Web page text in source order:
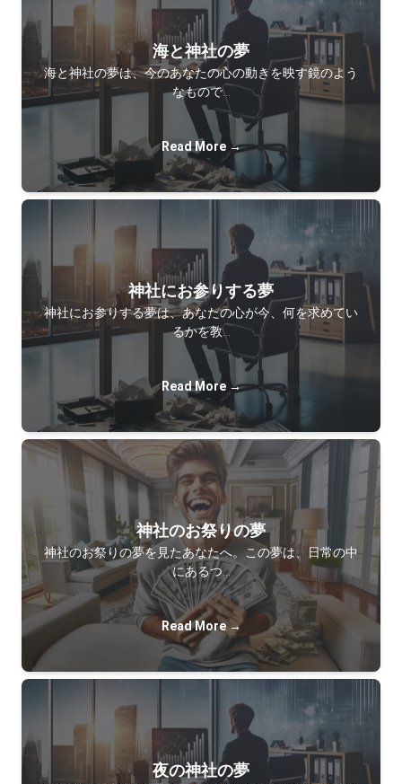
海と神社の夢
海と神社の夢は、今のあなたの心の動きを映す鏡のよう
なもので…
Read More →
神社にお参りする夢
神社にお参りする夢は、あなたの心が今、何を求めてい
るかを教…
Read More →
神社のお祭りの夢
神社のお祭りの夢を見たあなたへ。この夢は、日常の中
にあるつ…
Read More →
夜の神社の夢